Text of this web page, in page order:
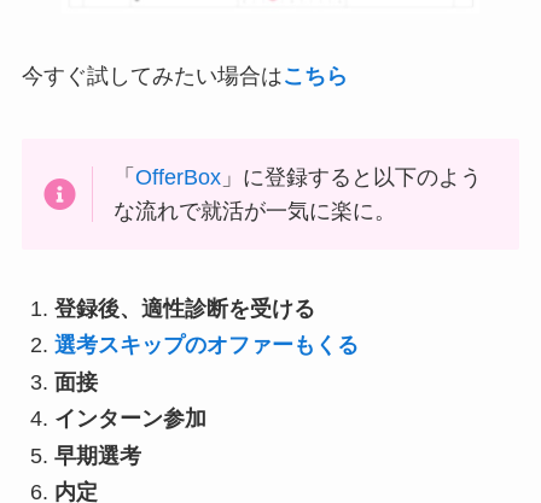
今すぐ試してみたい場合はこちら
「OfferBox 」に登録すると以下のよう
な流れで就活が一気に楽に。
登録後、適性診断を受ける
選考スキップのオファーもくる
面接
インターン参加
早期選考
内定